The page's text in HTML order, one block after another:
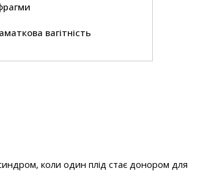
вагітність
коли один плід стає донором для